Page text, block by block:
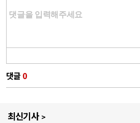
댓글 0
최신기사